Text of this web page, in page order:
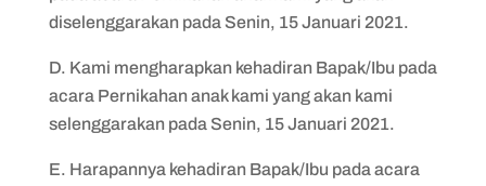
diselenggarakan pada Senin, 15 Januari 2021.
D. Kami mengharapkan kehadiran Bapak/Ibu pada
acara Pernikahan anak kami yang akan kami
selenggarakan pada Senin, 15 Januari 2021.
E. Harapannya kehadiran Bapak/Ibu pada acara